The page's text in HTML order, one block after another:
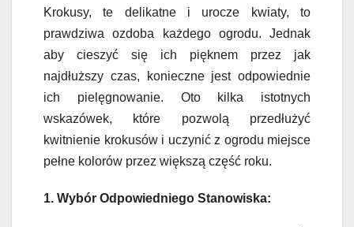
Krokusy, te delikatne i urocze kwiaty, to
prawdziwa ozdoba każdego ogrodu. Jednak
aby cieszyć się ich pięknem przez jak
najdłuższy czas, konieczne jest odpowiednie
ich pielęgnowanie. Oto kilka istotnych
wskazówek, które pozwolą przedłużyć
kwitnienie krokusów i uczynić z ogrodu miejsce
pełne kolorów przez większą część roku.
1. Wybór Odpowiedniego Stanowiska: